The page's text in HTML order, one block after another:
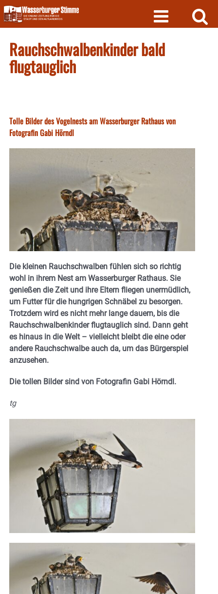
Skip
to
content
Rauchschwalbenkinder bald
flugtauglich
Tolle Bilder des Vogelnests am Wasserburger Rathaus von
Fotografin Gabi Hörndl
Die kleinen Rauchschwalben fühlen sich so richtig
wohl in ihrem Nest am Wasserburger Rathaus. Sie
genießen die Zeit und ihre Eltern fliegen unermüdlich,
um Futter für die hungrigen Schnäbel zu besorgen.
Trotzdem wird es nicht mehr lange dauern, bis die
Rauchschwalbenkinder flugtauglich sind. Dann geht
es hinaus in die Welt – vielleicht bleibt die eine oder
andere Rauchschwalbe auch da, um das Bürgerspiel
anzusehen.
Die tollen Bilder sind von Fotografin Gabi Hörndl.
tg